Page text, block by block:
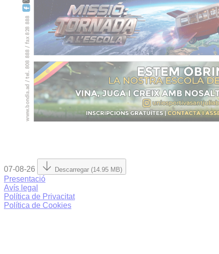
07-08-26 Descarregar (14.95 MB)
Presentació
Avís legal
Política de Privacitat
Política de Cookies